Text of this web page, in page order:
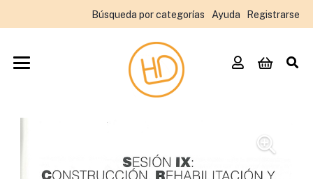
Búsqueda por categorías Ayuda Registrarse